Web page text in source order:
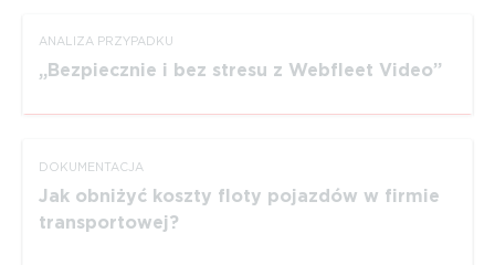
ANALIZA PRZYPADKU
Bezpiecznie i bez stresu z Webfleet Video
DOKUMEN­TACJA
Jak obniżyć koszty floty pojazdów w firmie
trans­por­towej?